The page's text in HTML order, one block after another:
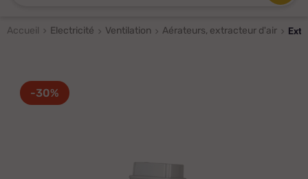
Accueil Electricité Ventilation Aérateurs, extracteur d'air
-30%